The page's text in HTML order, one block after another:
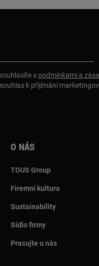
s podmínkami a
k přijímání
O nás
TOUS Group
Firemní kultura
Sustainability
Sídlo firmy
Pracujte u nás